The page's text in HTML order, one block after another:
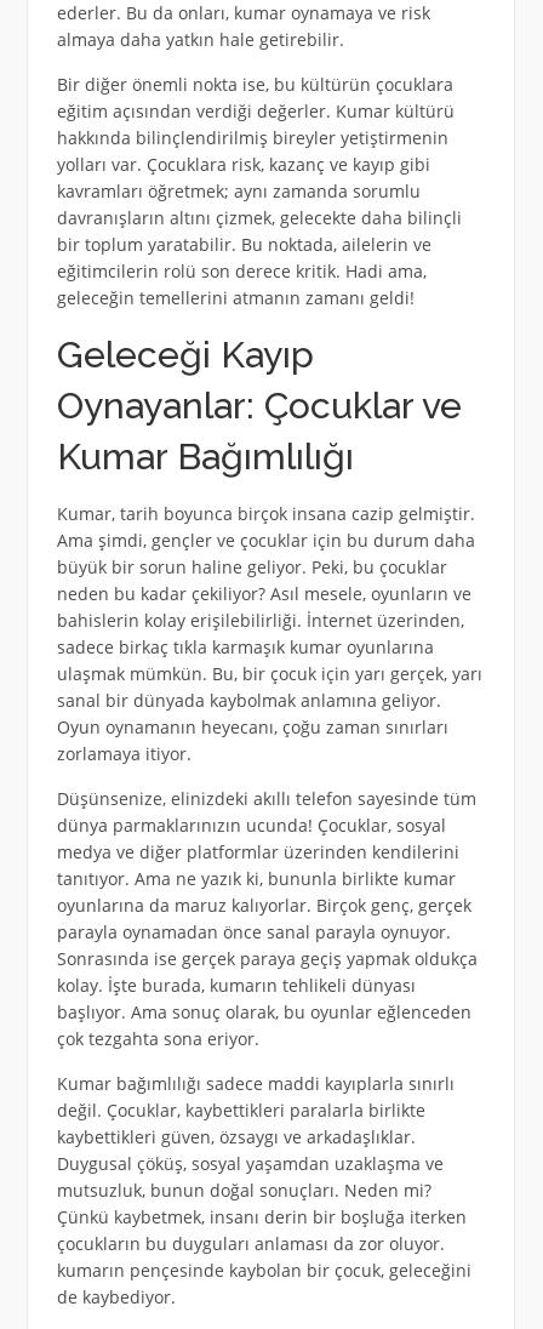
ederler. Bu da onları, kumar oynamaya ve risk
almaya daha yatkın hale getirebilir.
Bir diğer önemli nokta ise, bu kültürün çocuklara
eğitim açısından verdiği değerler. Kumar kültürü
hakkında bilinçlendirilmiş bireyler yetiştirmenin
yolları var. Çocuklara risk, kazanç ve kayıp gibi
kavramları öğretmek; aynı zamanda sorumlu
davranışların altını çizmek, gelecekte daha bilinçli
bir toplum yaratabilir. Bu noktada, ailelerin ve
eğitimcilerin rolü son derece kritik. Hadi ama,
geleceğin temellerini atmanın zamanı geldi!
Geleceği Kayıp
Oynayanlar: Çocuklar ve
Kumar Bağımlılığı
Kumar, tarih boyunca birçok insana cazip gelmiştir.
Ama şimdi, gençler ve çocuklar için bu durum daha
büyük bir sorun haline geliyor. Peki, bu çocuklar
neden bu kadar çekiliyor? Asıl mesele, oyunların ve
bahislerin kolay erişilebilirliği. İnternet üzerinden,
sadece birkaç tıkla karmaşık kumar oyunlarına
ulaşmak mümkün. Bu, bir çocuk için yarı gerçek, yarı
sanal bir dünyada kaybolmak anlamına geliyor.
Oyun oynamanın heyecanı, çoğu zaman sınırları
zorlamaya itiyor.
Düşünsenize, elinizdeki akıllı telefon sayesinde tüm
dünya parmaklarınızın ucunda! Çocuklar, sosyal
medya ve diğer platformlar üzerinden kendilerini
tanıtıyor. Ama ne yazık ki, bununla birlikte kumar
oyunlarına da maruz kalıyorlar. Birçok genç, gerçek
parayla oynamadan önce sanal parayla oynuyor.
Sonrasında ise gerçek paraya geçiş yapmak oldukça
kolay. İşte burada, kumarın tehlikeli dünyası
başlıyor. Ama sonuç olarak, bu oyunlar eğlenceden
çok tezgahta sona eriyor.
Kumar bağımlılığı sadece maddi kayıplarla sınırlı
değil. Çocuklar, kaybettikleri paralarla birlikte
kaybettikleri güven, özsaygı ve arkadaşlıklar.
Duygusal çöküş, sosyal yaşamdan uzaklaşma ve
mutsuzluk, bunun doğal sonuçları. Neden mi?
Çünkü kaybetmek, insanı derin bir boşluğa iterken
çocukların bu duyguları anlaması da zor oluyor.
kumarın pençesinde kaybolan bir çocuk, geleceğini
de kaybediyor.